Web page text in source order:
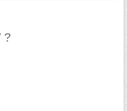
?